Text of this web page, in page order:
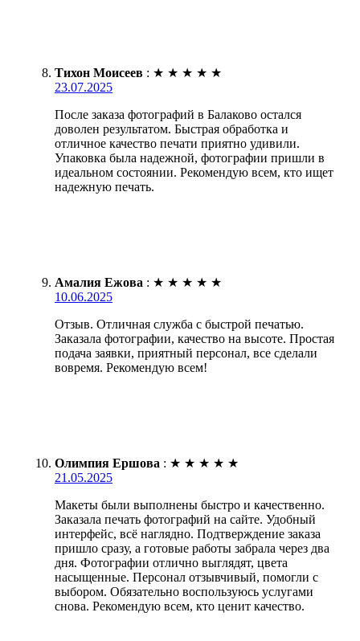
Тихон Моисеев : ★ ★ ★ ★ ★
23.07.2025
После заказа фотографий в Балаково остался
доволен результатом. Быстрая обработка и
отличное качество печати приятно удивили.
Упаковка была надежной, фотографии пришли в
идеальном состоянии. Рекомендую всем, кто ищет
надежную печать.
Амалия Ежова : ★ ★ ★ ★ ★
10.06.2025
Отзыв. Отличная служба с быстрой печатью.
Заказала фотографии, качество на высоте. Простая
подача заявки, приятный персонал, все сделали
вовремя. Рекомендую всем!
Олимпия Ершова : ★ ★ ★ ★ ★
21.05.2025
Макеты были выполнены быстро и качественно.
Заказала печать фотографий на сайте. Удобный
интерфейс, всё наглядно. Подтверждение заказа
пришло сразу, а готовые работы забрала через два
дня. Фотографии отлично выглядят, цвета
насыщенные. Персонал отзывчивый, помогли с
выбором. Обязательно воспользуюсь услугами
снова. Рекомендую всем, кто ценит качество.